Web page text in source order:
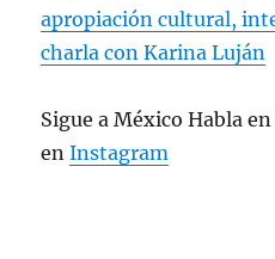
apropiación cultural,
charla con Karina Luján
Sigue a México Habla
enInstagram